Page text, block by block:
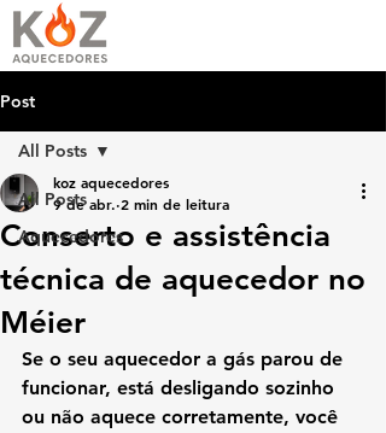
Post
All Posts
Aquecedores
All Posts
Conserto e assistência
técnica de aquecedor no
Méier
koz aquecedores
9 de abr. 2 min de leitura
Se o seu aquecedor a gás parou de
funcionar, está desligando sozinho
ou não aquece corretamente, você